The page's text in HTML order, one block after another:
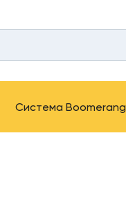
Система Boomerang